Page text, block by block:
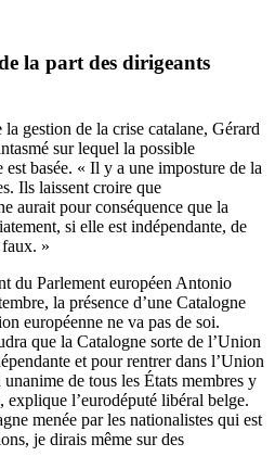
la part des dirigeants
gestion de la crise catalane, Gérard
sur lequel la possible
basée. « Il y a une imposture de la
Ils laissent croire que
aurait pour conséquence que la
si elle est indépendante, de
»
du Parlement européen Antonio
la présence d’une Catalogne
européenne ne va pas de soi.
que la Catalogne sorte de l’Union
et pour rentrer dans l’Union
de tous les États membres y
explique l’eurodéputé libéral belge.
menée par les nationalistes qui est
je dirais même sur des